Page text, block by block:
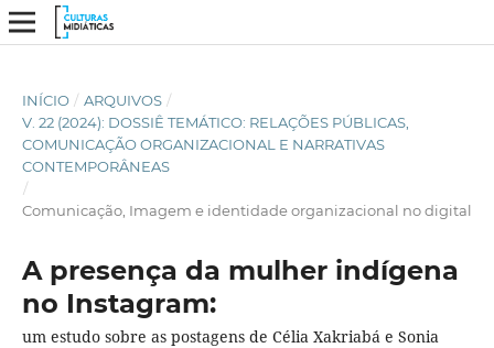
INÍCIO / ARQUIVOS /
V. 22 (2024): DOSSIÊ TEMÁTICO: RELAÇÕES PÚBLICAS,
COMUNICAÇÃO ORGANIZACIONAL E NARRATIVAS
CONTEMPORÂNEAS
/
Comunicação, Imagem e identidade organizacional no digital
A presença da mulher indígena
no Instagram:
um estudo sobre as postagens de Célia Xakriabá e Sonia